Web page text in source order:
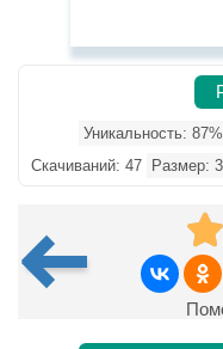
Уникальность: 87%
Скачиваний: 47
Размер: